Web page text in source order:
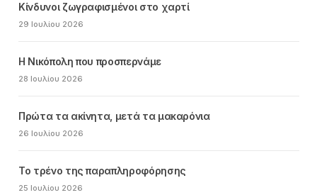
Κίνδυνοι ζωγραφισμένοι στο χαρτί
29 Ιουλίου 2026
Η Νικόπολη που προσπερνάμε
28 Ιουλίου 2026
Πρώτα τα ακίνητα, μετά τα μακαρόνια
26 Ιουλίου 2026
Το τρένο της παραπληροφόρησης
25 Ιουλίου 2026